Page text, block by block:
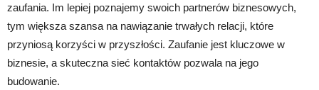
zaufania. Im lepiej poznajemy swoich partnerów biznesowych,
tym większa szansa na nawiązanie trwałych relacji, które
przyniosą korzyści w przyszłości. Zaufanie jest kluczowe w
biznesie, a skuteczna sieć kontaktów pozwala na jego
budowanie.